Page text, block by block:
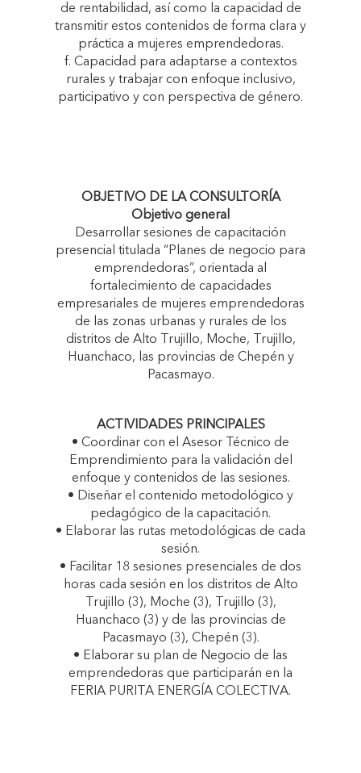
de rentabilidad, así como la capacidad de
transmitir estos contenidos de forma clara y
práctica a mujeres emprendedoras.
f. Capacidad para adaptarse a contextos
rurales y trabajar con enfoque inclusivo,
participativo y con perspectiva de género.
OBJETIVO DE LA CONSULTORÍA
Objetivo general
Desarrollar sesiones de capacitación
presencial titulada “Planes de negocio para
emprendedoras”, orientada al
fortalecimiento de capacidades
empresariales de mujeres emprendedoras
de las zonas urbanas y rurales de los
distritos de Alto Trujillo, Moche, Trujillo,
Huanchaco, las provincias de Chepén y
Pacasmayo.
ACTIVIDADES PRINCIPALES
• Coordinar con el Asesor Técnico de
Emprendimiento para la validación del
enfoque y contenidos de las sesiones.
• Diseñar el contenido metodológico y
pedagógico de la capacitación.
• Elaborar las rutas metodológicas de cada
sesión.
• Facilitar 18 sesiones presenciales de dos
horas cada sesión en los distritos de Alto
Trujillo (3), Moche (3), Trujillo (3),
Huanchaco (3) y de las provincias de
Pacasmayo (3), Chepén (3).
• Elaborar su plan de Negocio de las
emprendedoras que participarán en la
FERIA PURITA ENERGÍA COLECTIVA.